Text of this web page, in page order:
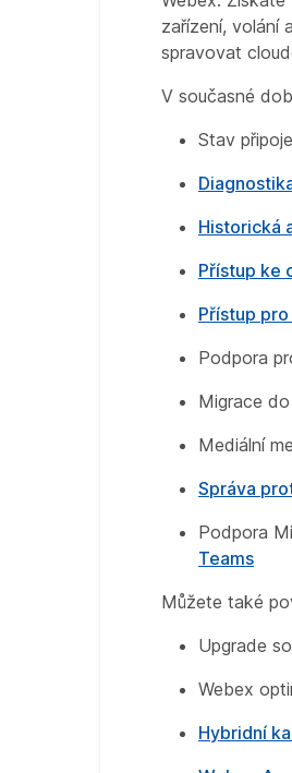
zařízení, volání
spravovat
V současné
Stav
Historická
Přístup ke
Přístup
Podpora
Migrace
Mediální
Správa
Podpora
Teams
Můžete také
Upgrade
Webex
Hybridní